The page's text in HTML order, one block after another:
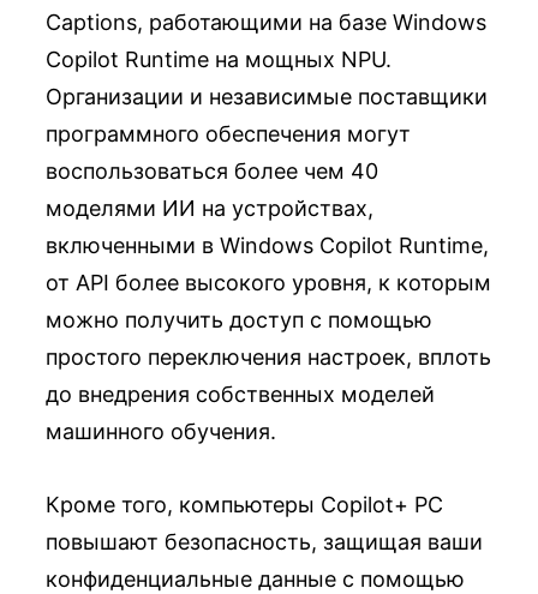
Captions, работающими на базе Windows
Copilot Runtime на мощных NPU.
Организации и независимые поставщики
программного обеспечения могут
воспользоваться более чем 40
моделями ИИ на устройствах,
включенными в Windows Copilot Runtime,
от API более высокого уровня, к которым
можно получить доступ с помощью
простого переключения настроек, вплоть
до внедрения собственных моделей
машинного обучения.
Кроме того, компьютеры Copilot+ PC
повышают безопасность, защищая ваши
конфиденциальные данные с помощью